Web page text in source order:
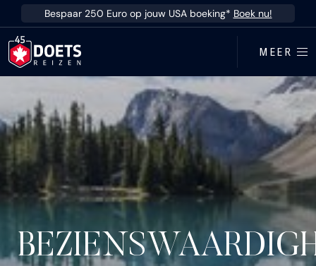
Ga direct naar inhoud
Bespaar 250 Euro op jouw USA boeking* Boek nu!
MEER